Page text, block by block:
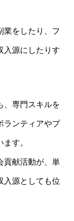
業をしたり、フ
入源にしたりす
、専門スキルを
ランティアやプ
す。
貢献活動が、単
入源としても位